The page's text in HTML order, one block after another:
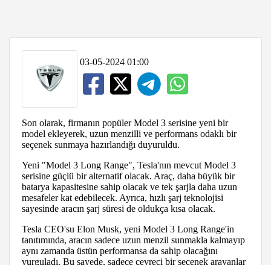
03-05-2024 01:00
Son olarak, firmanın popüler Model 3 serisine yeni bir
model ekleyerek, uzun menzilli ve performans odaklı bir
seçenek sunmaya hazırlandığı duyuruldu.
Yeni "Model 3 Long Range", Tesla'nın mevcut Model 3
serisine güçlü bir alternatif olacak. Araç, daha büyük bir
batarya kapasitesine sahip olacak ve tek şarjla daha uzun
mesafeler kat edebilecek. Ayrıca, hızlı şarj teknolojisi
sayesinde aracın şarj süresi de oldukça kısa olacak.
Tesla CEO'su Elon Musk, yeni Model 3 Long Range'in
tanıtımında, aracın sadece uzun menzil sunmakla kalmayıp
aynı zamanda üstün performansa da sahip olacağını
vurguladı. Bu sayede, sadece çevreci bir seçenek arayanlar